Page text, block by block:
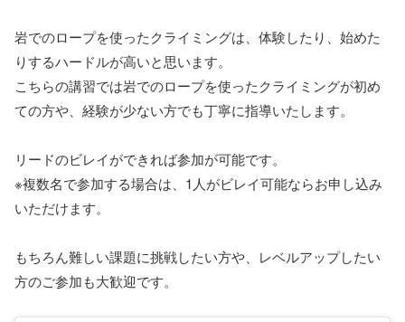
岩でのロープを使ったクライミングは、体験したり、始めた
りするハードルが高いと思います。
こちらの講習では岩でのロープを使ったクライミングが初め
ての方や、経験が少ない方でも丁寧に指導いたします。
リードのビレイができれば参加が可能です。
※複数名で参加する場合は、1人がビレイ可能ならお申し込み
いただけます。
もちろん難しい課題に挑戦したい方や、レベルアップしたい
方のご参加も大歓迎です。